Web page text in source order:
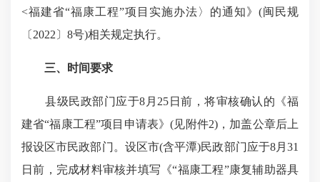
<福建省“福康工程”项目实施办法〉的通知》(闽民规
〔2022〕8号)相关规定执行。
三、时间要求
县级民政部门应于8月25日前，将审核确认的《福
建省“福康工程”项目申请表》(见附件2)，加盖公章后上
报设区市民政部门。设区市(含平潭)民政部门应于8月31
日前，完成材料审核并填写《“福康工程”康复辅助器具